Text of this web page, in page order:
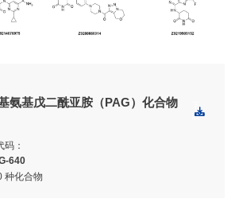
氨基戊二酰亚胺（PAG）化合物
下
载
码：
640
种化合物